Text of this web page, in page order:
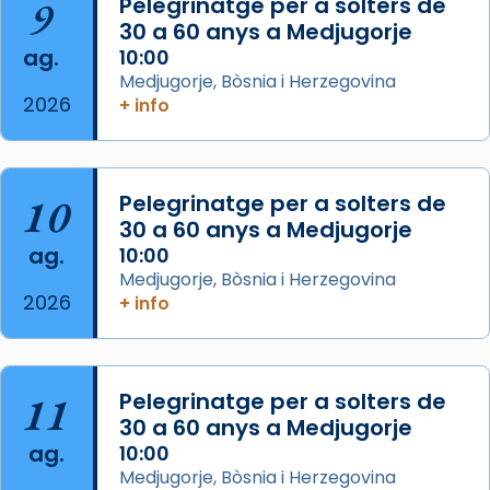
missa d’acció de gràcies en agraïment al
comitè organitzador de la visita apostòlica
del Sant Pare Lleó XIV a Barcelona, i als
col·laboradors, a la Catedral de Barcelona.
Mons. David Abadías.
📸 Dr. G. Simón
Photo
2 weeks ago
Memòria de les santes Juliana i
Semproniana, verges i màrtirs.
9
ag.
2026
30 a 60 anys a Medjugorje
10:00
Medjugorje, Bòsnia i Herzegovina
+ info
10
ag.
2026
Pelegrinatge per a solters de
30 a 60 anys a Medjugorje
10:00
Medjugorje, Bòsnia i Herzegovina
+ info
11
ag.
Pelegrinatge per a solters de
30 a 60 anys a Medjugorje
10:00
Medjugorje, Bòsnia i Herzegovina